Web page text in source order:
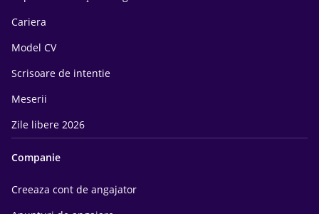
Cariera
Model CV
Scrisoare de intentie
Meserii
Zile libere 2026
Companie
Creeaza cont de angajator